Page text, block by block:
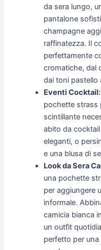
da sera lungo,
pantalone
champagne
raffinatezza. Il
perfettamente
cromatiche, dal
dai toni pastello
Eventi Cocktail:
pochette strass
scintillante
abito da
eleganti, o
e una blusa di
Look da Sera
una pochette
per aggiungere
informale.
camicia bianca
un outfit
perfetto per